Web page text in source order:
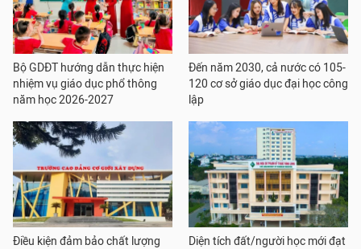
Bộ GDĐT hướng dẫn thực hiện
nhiệm vụ giáo dục phổ thông
năm học 2026-2027
Đến năm 2030, cả nước có 105-
120 cơ sở giáo dục đại học công
lập
Điều kiện đảm bảo chất lượng
Diện tích đất/người học mới đạt